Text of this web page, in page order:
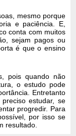
mesmo porque
e paciência. E,
conta com muitos
sejam pagos ou
é que o ensino
pois quando não
o estudo pode
Entretanto
estudar, se
progredir. Para
por isso se
resultado.